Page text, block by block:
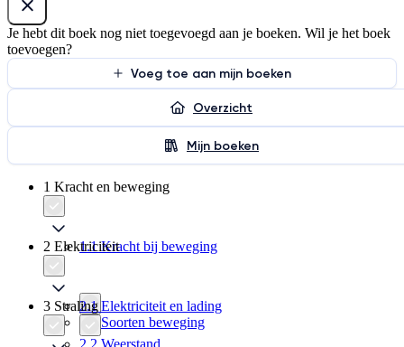
Je hebt dit boek nog niet toegevoegd aan je boeken. Wil je het boek
toevoegen?
Voeg toe aan mijn boeken
Overzicht
Mijn boeken
1 Kracht en beweging
1.1 Kracht bij beweging
1.2 Soorten beweging
2 Elektriciteit
2.1 Elektriciteit en lading
3 Straling